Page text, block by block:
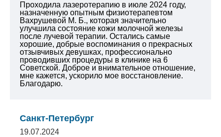
Проходила лазеротерапию в июле 2024 году,
назначенную опытным физиотерапевтом
Вахрушевой М. Б., которая значительно
улучшила состояние кожи молочной железы
после лучевой терапии. Остались самые
хорошие, добрые воспоминания о прекрасных
отзывчивых девушках, профессионально
проводивших процедуры в клинике на 6
Советской. Доброе и внимательное отношение,
мне кажется, ускорило мое восстановление.
Благодарю.
Санкт-Петербург
19.07.2024